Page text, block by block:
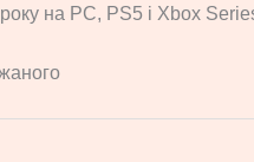
на PC, PS5 і Xbox